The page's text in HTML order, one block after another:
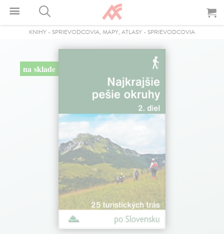
KNIHY - SPRIEVODCOVIA, MAPY, ATLASY - SPRIEVODCOVIA
na sklade